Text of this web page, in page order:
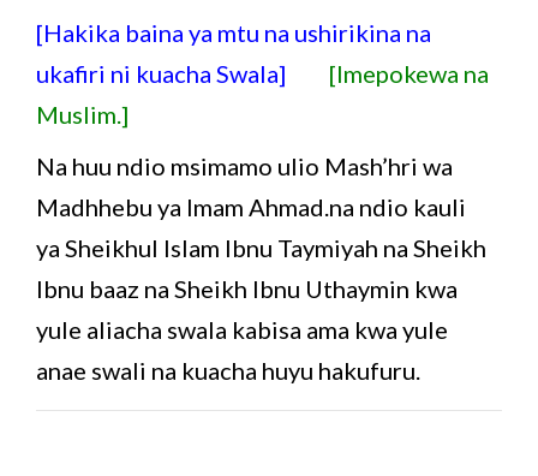
[Hakika baina ya mtu na ushirikina na
ukafiri ni kuacha Swala] [Imepokewa na
Muslim.]
Na huu ndio msimamo ulio Mash’hri wa
Madhhebu ya Imam Ahmad.na ndio kauli
ya Sheikhul Islam Ibnu Taymiyah na Sheikh
Ibnu baaz na Sheikh Ibnu Uthaymin kwa
yule aliacha swala kabisa ama kwa yule
anae swali na kuacha huyu hakufuru.